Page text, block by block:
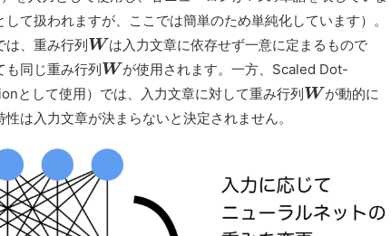
て扱われますが、ここでは簡単のため単純化しています）。
は、重み行列Wは入力文章に依存せず一意に定まるもので
も同じ重み行列Wが使用されます。一方、Scaled Dot-
として使用）では、入力文章に対して重み行列Wが動的に
は入力文章が決まらないと決定されません。